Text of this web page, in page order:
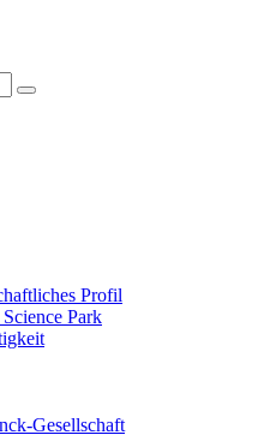
Profil
Park
Gesellschaft